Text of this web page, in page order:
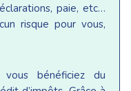
paie, etc…
risque pour vous,
vous bénéficiez du